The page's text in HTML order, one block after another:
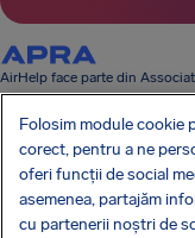
AirHelp face parte din
misiune este să promoveze și
CUNOAȘTE-ȚI DREPTURILE
Folosim module cookie
corect, pentru a ne
oferi funcții de social
asemenea, partajăm
cu partenerii noștri de